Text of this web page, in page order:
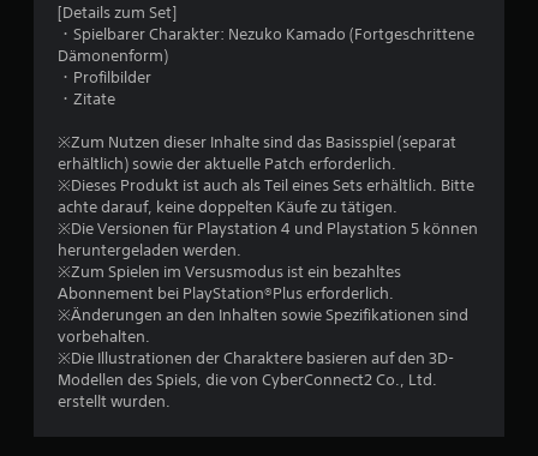
w
t
u
g
e
[Details zum Set]
・Spielbarer Charakter: Nezuko Kamado (Fortgeschrittene
Dämonenform)
・Profilbilder
・Zitate
※Zum Nutzen dieser Inhalte sind das Basisspiel (separat
erhältlich) sowie der aktuelle Patch erforderlich.
※Dieses Produkt ist auch als Teil eines Sets erhältlich. Bitte
achte darauf, keine doppelten Käufe zu tätigen.
※Die Versionen für Playstation 4 und Playstation 5 können
heruntergeladen werden.
※Zum Spielen im Versusmodus ist ein bezahltes
Abonnement bei PlayStation®Plus erforderlich.
※Änderungen an den Inhalten sowie Spezifikationen sind
vorbehalten.
※Die Illustrationen der Charaktere basieren auf den 3D-
Modellen des Spiels, die von CyberConnect2 Co., Ltd.
erstellt wurden.